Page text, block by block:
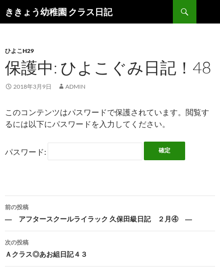
ききょう幼稚園 クラス日記
索
ン
ツ
へ
ス
プ
ひよこH29
保護中: ひよこぐみ日記！48
2018年3月9日 ADMIN
このコンテンツはパスワードで保護されています。閲覧す
るには以下にパスワードを入力してください。
パスワード:
投
稿
ナ
前の投稿
― アフタースクールライラック 久保田級日記 ２月④ ―
次の投稿
Ａクラス◎あお組日記４３